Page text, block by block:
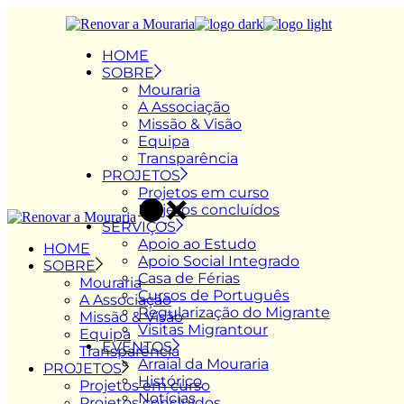
HOME
SOBRE
Mouraria
A Associação
Missão & Visão
Equipa
Transparência
PROJETOS
Projetos em curso
Projetos concluídos
SERVIÇOS
Apoio ao Estudo
Apoio Social Integrado
Casa de Férias
Cursos de Português
Regularização do Migrante
Visitas Migrantour
EVENTOS
Arraial da Mouraria
Histórico
Notícias
HOME
SOBRE
Mouraria
A Associação
Missão & Visão
Equipa
Transparência
PROJETOS
Projetos em curso